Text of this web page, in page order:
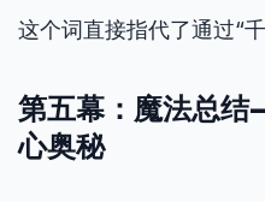
这个词直接指代了通过“
第五幕：魔法总
心奥秘